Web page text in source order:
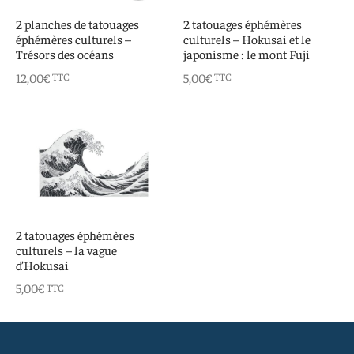
2 planches de tatouages
éphémères culturels –
Trésors des océans
12,00€TTC
2 tatouages éphémères
culturels – Hokusai et le
japonisme : le mont Fuji
5,00€ TTC
2 tatouages éphémères
culturels – la vague
d’Hokusai
5,00€TTC
intuitif et culturel